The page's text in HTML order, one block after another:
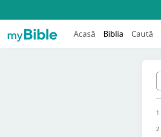
Acasă Biblia Caută
1
2